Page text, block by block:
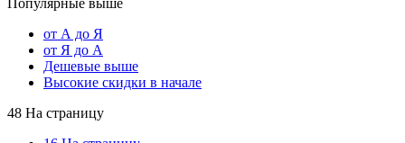
от А до Я
от Я до А
Дешевые выше
Высокие скидки в начале
48 На страницу